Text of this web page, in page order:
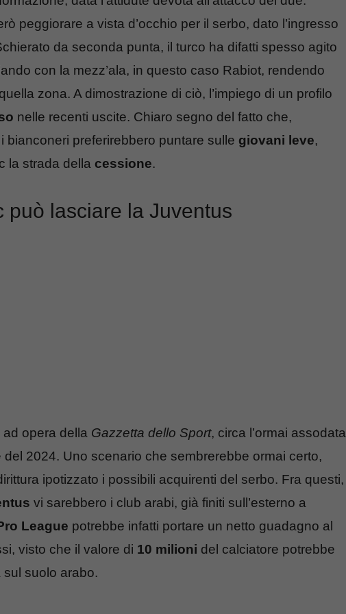
peggiorare a vista d’occhio per il serbo, dato l’ingresso
da seconda punta, il turco ha difatti spesso agito
con la mezz’ala, in questo caso Rabiot, rendendo
zona. A dimostrazione di ciò, l’impiego di un profilo
nelle recenti uscite. Chiaro segno del fatto che,
bianconeri preferirebbero puntare sulle giovani leve,
la strada della cessione.
può lasciare la Juventus
ad opera della Gazzetta dello Sport, circa l’ormai assodata
del 2024. Uno scenario che sembrerebbe ormai certo,
ipotizzato i possibili acquirenti del serbo. Fra questi,
vi sarebbero i club arabi, già finiti sull’esterno a
League potrebbe infatti portare un netto guadagno al
visto che il valore di 10 milioni del calciatore potrebbe
suolo arabo.